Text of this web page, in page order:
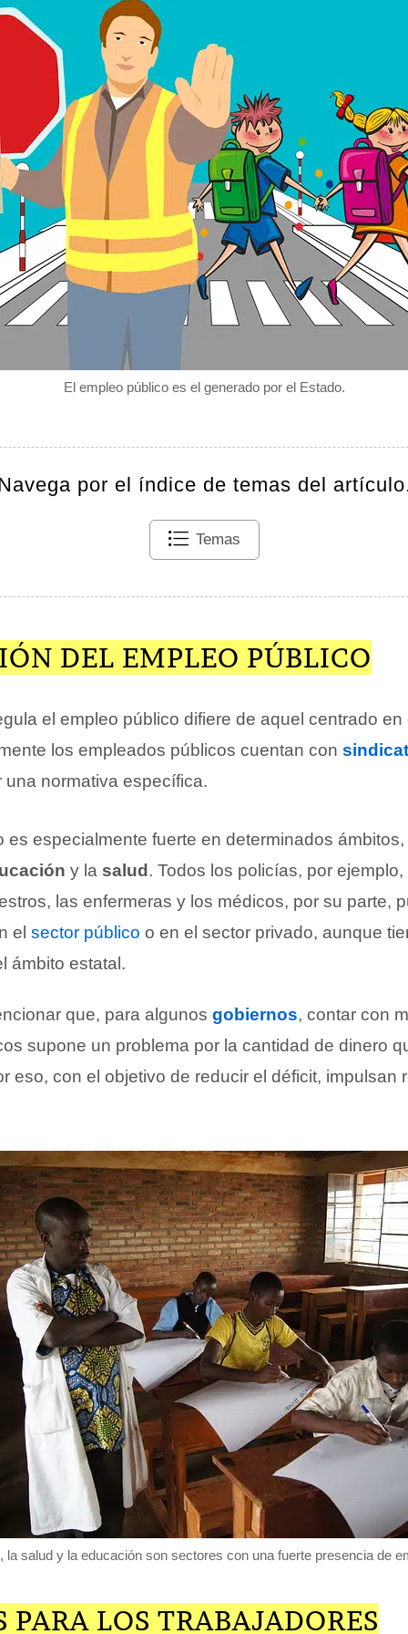
El empleo público es el generado por el Estado.
por el índice de temas del
Temas
DEL EMPLEO PÚBLICO
el empleo público difiere de aquel centrado en
los empleados públicos cuentan con
una normativa específica.
es especialmente fuerte en determinados
y la salud . Todos los policías, por
las enfermeras y los médicos, por su parte,
el sector público o en el sector privado, aunque
ámbito estatal.
que, para algunos gobiernos, contar con
supone un problema por la cantidad de dinero
eso, con el objetivo de reducir el déficit, impulsan
la salud y la educación son sectores con una fuerte presencia de
PARA LOS TRABAJADORES